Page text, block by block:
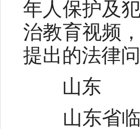
年人保护及
治教育视频
提出的法律
山东
山东省临